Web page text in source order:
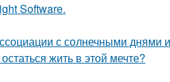
Software.
с солнечными днями
жить в этой мечте?